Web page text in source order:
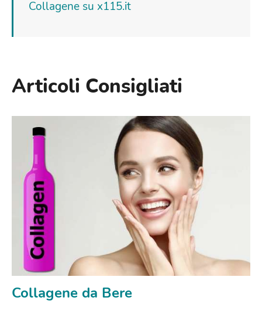
Collagene su x115.it
Articoli Consigliati
Collagene da Bere